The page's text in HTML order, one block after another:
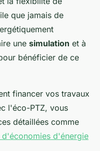
que jamais de
une simulation et à
bénéficier de ce
financer vos travaux
l'éco-PTZ, vous
détaillées comme
d'énergie